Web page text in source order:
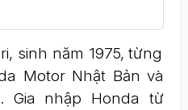
sinh năm 1975, từng
Motor Nhật Bản và
Gia nhập Honda từ